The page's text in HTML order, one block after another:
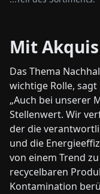
Mit
Das Thema
wichtige Rolle, sagt
„Auch bei unserer
Stellenwert. Wir
der die
und die
von einem Trend
recycelbaren
Kontamination